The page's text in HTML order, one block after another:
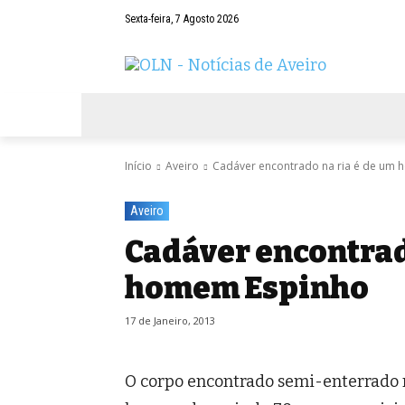
Sexta-feira, 7 Agosto 2026
Início Aveiro Cadáver encontrado na ria é de um
Aveiro
Cadáver
homem Espinho
17 de Janeiro, 2013
O corpo encontrado semi-enterrado